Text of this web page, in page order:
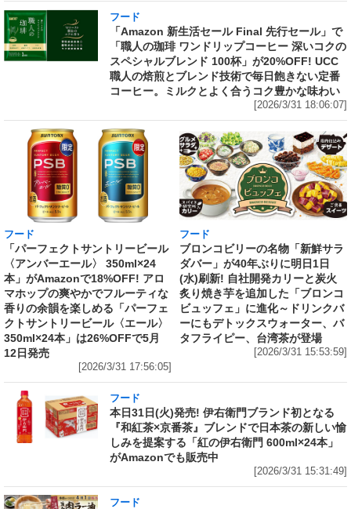
フード
「Amazon 新生活セール Final 先行セール」で
「職人の珈琲 ワンドリップコーヒー 深いコクの
スペシャルブレンド 100杯」が20%OFF! UCC
職人の焙煎とブレンド技術で毎日飽きない定番
コーヒー。ミルクとよく合うコク豊かな味わい
[2026/3/31 18:06:07]
フード
「パーフェクトサントリービール
〈アンバーエール〉 350ml×24
本」がAmazonで18%OFF! アロ
マホップの爽やかでフルーティな
香りの余韻を楽しめる「パーフェ
クトサントリービール〈エール〉
350ml×24本」は26%OFFで5月
12日発売
[2026/3/31 17:56:05]
フード
ブロンコビリーの名物「新鮮サラ
ダバー」が40年ぶりに明日1日
(水)刷新! 自社開発カリーと炭火
炙り焼き芋を追加した「ブロンコ
ビュッフェ」に進化～ドリンクバ
ーにもデトックスウォーター、バ
タフライピー、台湾茶が登場
[2026/3/31 15:53:59]
フード
本日31日(火)発売! 伊右衛門ブランド初となる
『和紅茶×京番茶』ブレンドで日本茶の新しい愉
しみを提案する「紅の伊右衛門 600ml×24本」
がAmazonでも販売中
[2026/3/31 15:31:49]
フード